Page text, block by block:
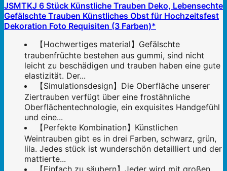
JSMTKJ 6 Stück Künstliche Trauben Deko, Lebensechte
Gefälschte Trauben Künstliches Obst für Hochzeitsfest
Dekoration Foto Requisiten (3 Farben)*
【Hochwertiges material】Gefälschte
traubenfrüchte bestehen aus gummi, sind nicht
leicht zu beschädigen und trauben haben eine gute
elastizität. Der...
【Simulationsdesign】Die Oberfläche unserer
Ziertrauben verfügt über eine frostähnliche
Oberflächentechnologie, ein exquisites Handgefühl
und eine...
【Perfekte Kombination】Künstlichen
Weintrauben gibt es in drei Farben, schwarz, grün,
lila. Jedes stück ist wunderschön detailliert und der
mattierte...